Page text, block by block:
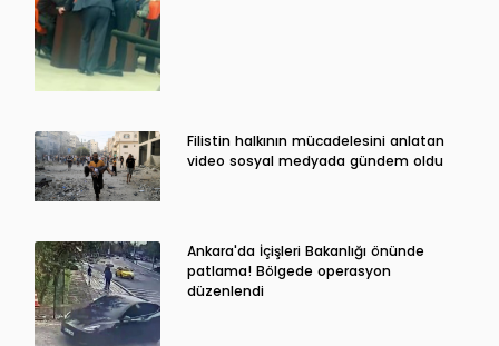
Filistin halkının mücadelesini anlatan
video sosyal medyada gündem oldu
Ankara'da İçişleri Bakanlığı önünde
patlama! Bölgede operasyon
düzenlendi